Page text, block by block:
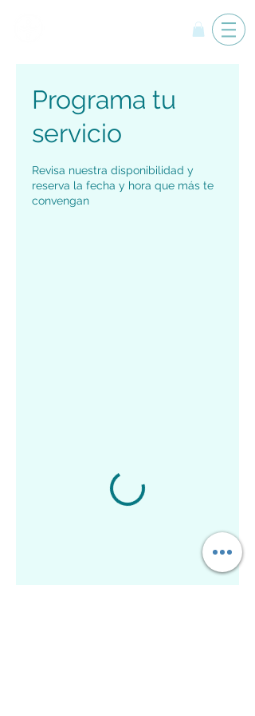
Programa tu
servicio
Revisa nuestra disponibilidad y
reserva la fecha y hora que más te
convengan